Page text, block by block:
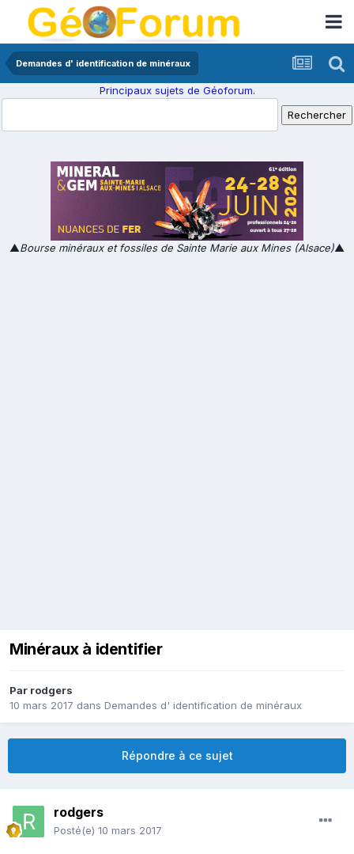
Demandes d' identification de minéraux
Principaux sujets de Géoforum.
▲Bourse minéraux et fossiles de Sainte Marie aux Mines (Alsace)▲
Minéraux à identifier
Par rodgers
10 mars 2017 dans Demandes d' identification de minéraux
Répondre à ce sujet
rodgers
Posté(e) 10 mars 2017